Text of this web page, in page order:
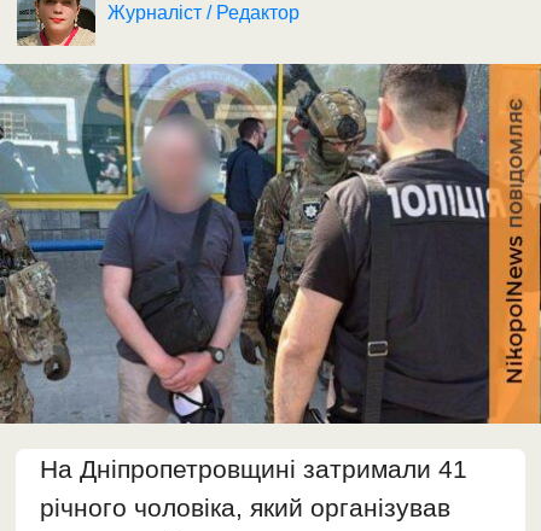
Журналіст / Редактор
На Дніпропетровщині затримали 41
річного чоловіка, який організував